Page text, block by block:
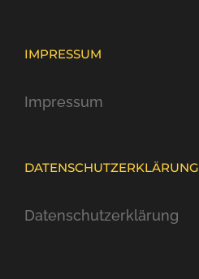
IMPRESSUM
Impressum
DATENSCHUTZERKLÄRUNG
Datenschutzerklärung